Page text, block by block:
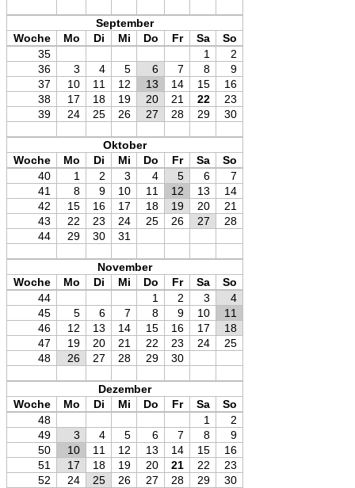
September
Woche
Mo Di Mi Do Fr Sa
So
35
1
2
36
3 4 5 6 7 8
9
37
10 11 12 13 14 15
16
38
17 18 19 20 21 22
23
39
24 25 26 27 28 29 30
Oktober
Woche
Mo Di Mi Do Fr Sa
So
40
1 2 3 4 5 6
7
41
8 9 10 11 12 13
14
42
15 16 17 18 19 20
21
43
22 23 24 25 26 27
28
44
29 30 31
November
Woche
Mo Di Mi Do Fr Sa
So
44
1 2 3
4
45
5 6 7 8 9 10
11
46
12 13 14 15 16 17
18
47
19 20 21 22 23 24
25
48
26 27 28 29 30
Dezember
Woche
Mo Di Mi Do Fr Sa
So
48
1
2
49
3 4 5 6 7 8
9
50
10 11 12 13 14 15
16
51
17 18 19 20 21 22
23
52
24 25 26 27 28 29
30